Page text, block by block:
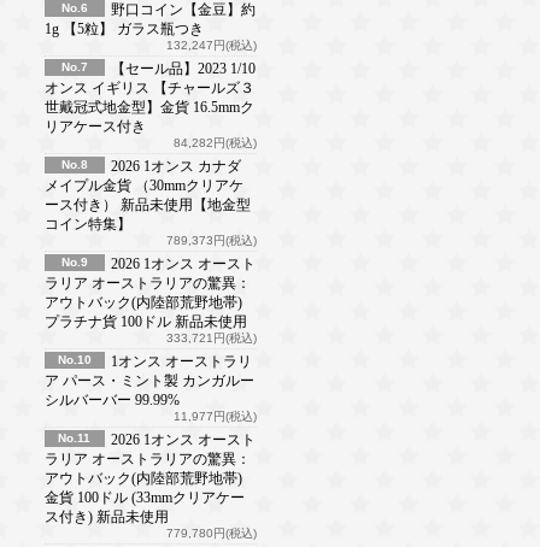
No.6
野口コイン【金豆】約
1g 【5粒】 ガラス瓶つき
132,247円(税込)
No.7
【セール品】2023 1/10
オンス イギリス 【チャールズ３
世戴冠式地金型】金貨 16.5mmク
リアケース付き
84,282円(税込)
No.8
2026 1オンス カナダ
メイプル金貨 （30mmクリアケ
ース付き） 新品未使用【地金型
コイン特集】
789,373円(税込)
No.9
2026 1オンス オースト
ラリア オーストラリアの驚異：
アウトバック(内陸部荒野地帯)
プラチナ貨 100ドル 新品未使用
333,721円(税込)
No.10
1オンス オーストラリ
ア パース・ミント製 カンガルー
シルバーバー 99.99%
11,977円(税込)
No.11
2026 1オンス オースト
ラリア オーストラリアの驚異：
アウトバック(内陸部荒野地帯)
金貨 100ドル (33mmクリアケー
ス付き) 新品未使用
779,780円(税込)